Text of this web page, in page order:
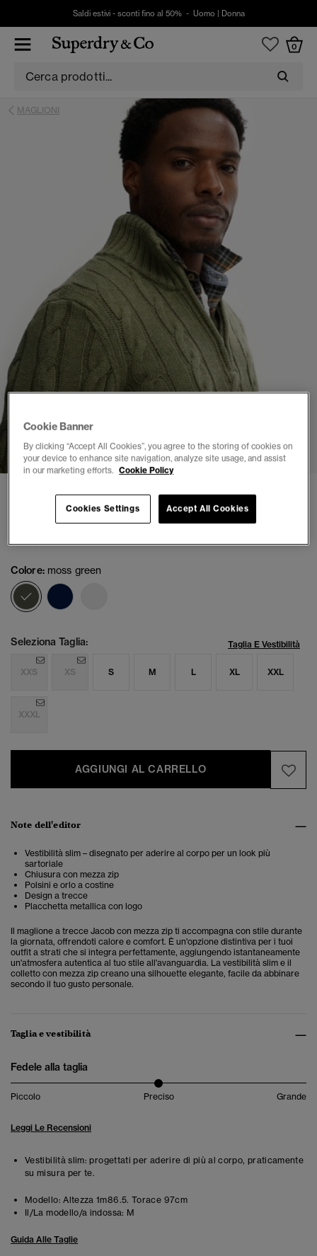
Saldi estivi - sconti fino al 50% - Uomo Donna
0
MAGLIONI
1
Maglione a trecce Jacob con mezza zip
€ 94,99
Colore: moss green
selezionato
Seleziona Taglia: Taglia E Vestibilità
XXS XS S M L XL XXL
XXXL
AGGIUNGI AL CARRELLO
Note dell'editor
Vestibilità slim – disegnato per aderire al corpo per un look più
sartoriale
Chiusura con mezza zip
Polsini e orlo a costine
Design a trecce
Placchetta metallica con logo
Il maglione a trecce Jacob con mezza zip ti accompagna con stile durante
la giornata, offrendoti calore e comfort. È un'opzione distintiva per i tuoi
outfit a strati che si integra perfettamente, aggiungendo istantaneamente
un'atmosfera autentica al tuo stile all'avanguardia. La vestibilità slim e il
colletto con mezza zip creano una silhouette elegante, facile da abbinare
secondo il tuo gusto personale.
Taglia e vestibilità
Fedele alla taglia
Piccolo Preciso Grande
Leggi Le Recensioni
Vestibilità slim: progettati per aderire di più al corpo, praticamente
su misura per te.
Modello: Altezza 1m86.5. Torace 97cm
Il/La modello/a indossa: M
Guida Alle Taglie
Cookie Banner
By clicking “Accept All Cookies”, you agree to the storing of cookies on
your device to enhance site navigation, analyze site usage, and assist
in our marketing efforts. Cookie Policy
Cookies Settings Accept All Cookies